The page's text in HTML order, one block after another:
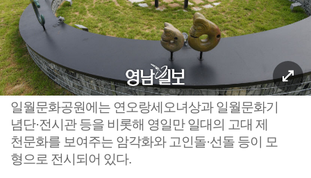
일월문화공원에는 연오랑세오녀상과 일월문화기
념단·전시관 등을 비롯해 영일만 일대의 고대 제
천문화를 보여주는 암각화와 고인돌·선돌 등이 모
형으로 전시되어 있다.